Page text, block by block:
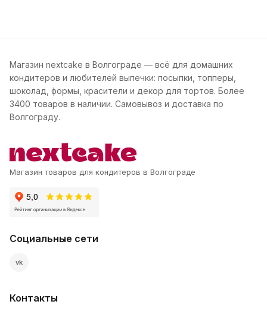
Магазин nextcake в Волгограде — всё для домашних
кондитеров и любителей выпечки: посыпки, топперы,
шоколад, формы, красители и декор для тортов. Более
3400 товаров в наличии. Самовывоз и доставка по
Волгограду.
Магазин товаров для кондитеров в Волгограде
Социальные сети
vk
Контакты